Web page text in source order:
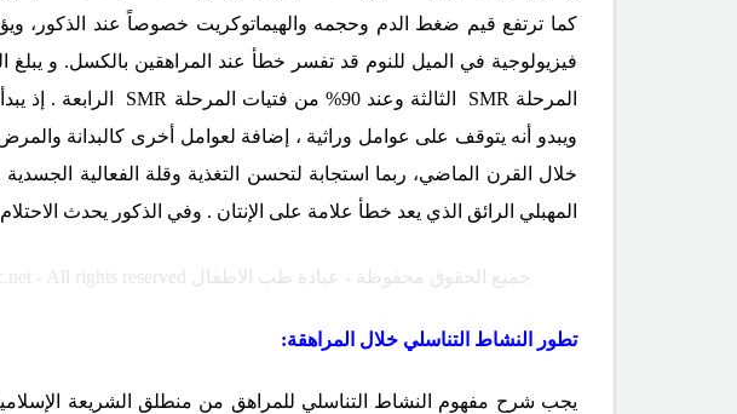
كما ترتفع قيم ضغط الدم وحجمه والهيماتوكريت خصوصاً عند الذكور،
المرحلة SMR الثالثة وعند 90% من فتيات المرحلة SMR
الرابعة . إذ
ويبدو أنه يتوقف على عوامل وراثية ، إضافة لعوامل أخرى كالبدانة
خلال القرن الماضي، ربما استجابة لتحسن التغذية وقلة الفعالية
المهبلي الرائق الذي يعد خطأ علامة على الإنتان . وفي الذكور يحدث
جميع الحقوق محفوظة - عيادة طب الاطفال - All rights reserved
تطور النشاط التناسلي خلال المراهقة:
يجب شرح مفهوم النشاط التناسلي للمراهق من منطلق الشريعة